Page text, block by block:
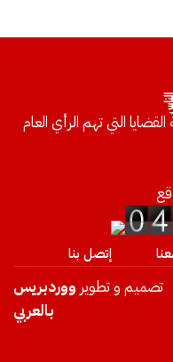
التي تهم الرأي العام
إتصل بنا
تصميم و تطوير ووردبريس
بالعربي